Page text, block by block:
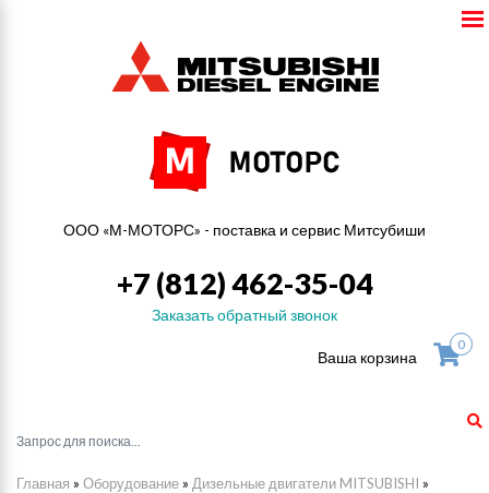
ООО «М-МОТОРС» - поставка и сервис Митсубиши
+7 (812) 462-35-04
Заказать обратный звонок
Ваша корзина
0
Главная » Оборудование » Дизельные двигатели MITSUBISHI »